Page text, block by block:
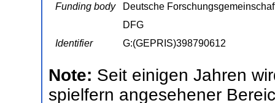
Funding body
Deutsche
DFG
Identifier
G:(GEPRIS)398790612
Note: Seit einigen Jahren
spielfern angesehener